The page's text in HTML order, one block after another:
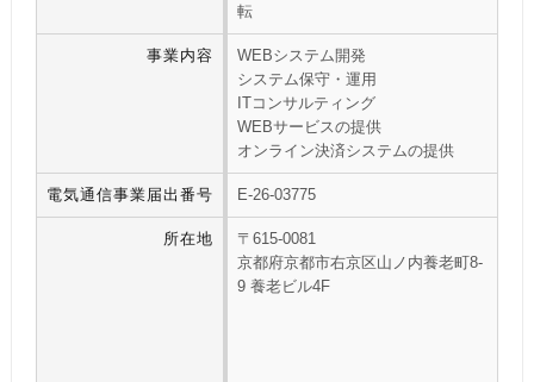
転
事業内容
WEBシステム開発
システム保守・運用
ITコンサルティング
WEBサービスの提供
オンライン決済システムの提供
電気通信事業届出番号 E-26-03775
所在地
〒615-0081
京都府京都市右京区山ノ内養老町8-
9 養老ビル4F